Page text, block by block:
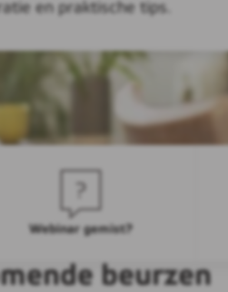
en praktische tips.
Webinar gemist?
beurzen